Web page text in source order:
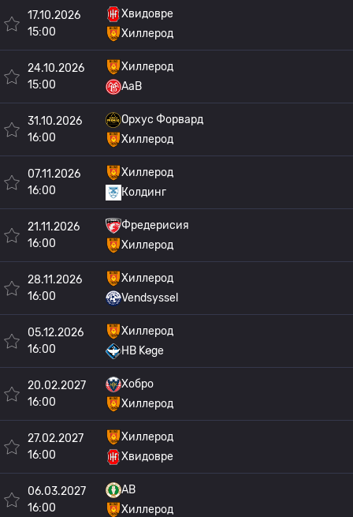
17.10.2026
15:00
Хвидовре
Хиллерод
24.10.2026
15:00
Хиллерод
AaB
31.10.2026
16:00
Орхус Форвард
Хиллерод
07.11.2026
16:00
Хиллерод
Колдинг
21.11.2026
16:00
Фредерисия
Хиллерод
28.11.2026
16:00
Хиллерод
Vendsyssel
05.12.2026
16:00
Хиллерод
HB Køge
20.02.2027
16:00
Хобро
Хиллерод
27.02.2027
16:00
Хиллерод
Хвидовре
06.03.2027
16:00
AB
Хиллерод